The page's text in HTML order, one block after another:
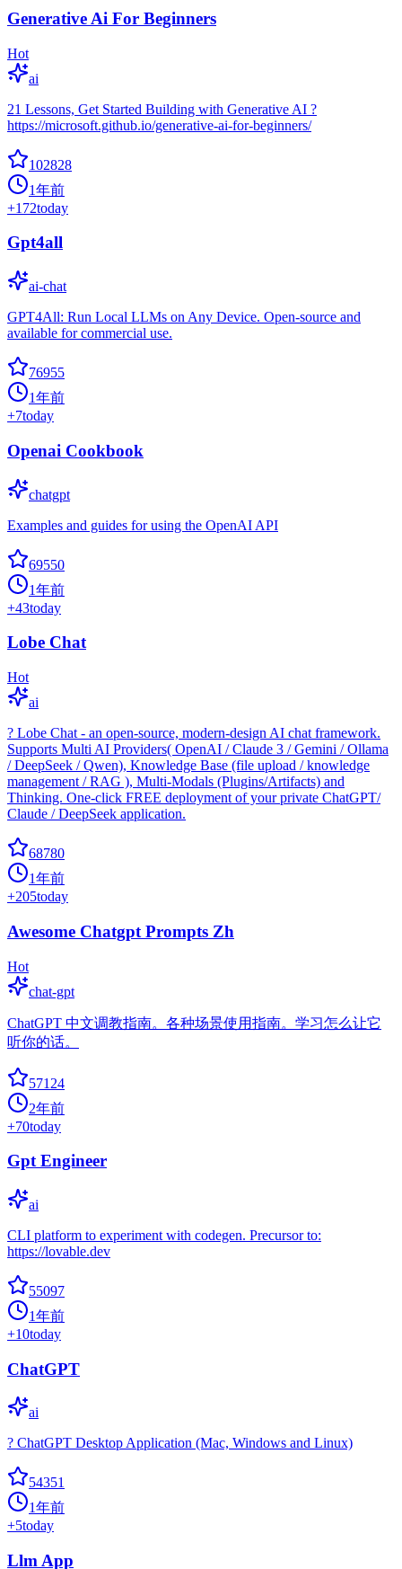
Generative Ai For Beginners
Hot
ai
21 Lessons, Get Started Building with Generative AI ?
https://microsoft.github.io/generative-ai-for-beginners/
102828
1年前
+172today
Gpt4all
ai-chat
GPT4All: Run Local LLMs on Any Device. Open-source and
available for commercial use.
76955
1年前
+7today
Openai Cookbook
chatgpt
Examples and guides for using the OpenAI API
69550
1年前
+43today
Lobe Chat
Hot
ai
? Lobe Chat - an open-source, modern-design AI chat framework.
Supports Multi AI Providers( OpenAI / Claude 3 / Gemini / Ollama
/ DeepSeek / Qwen), Knowledge Base (file upload / knowledge
management / RAG ), Multi-Modals (Plugins/Artifacts) and
Thinking. One-click FREE deployment of your private ChatGPT/
Claude / DeepSeek application.
68780
1年前
+205today
Awesome Chatgpt Prompts Zh
Hot
chat-gpt
ChatGPT 中文调教指南。各种场景使用指南。学习怎么让它
听你的话。
57124
2年前
+70today
Gpt Engineer
ai
CLI platform to experiment with codegen. Precursor to:
https://lovable.dev
55097
1年前
+10today
ChatGPT
ai
? ChatGPT Desktop Application (Mac, Windows and Linux)
54351
1年前
+5today
Llm App